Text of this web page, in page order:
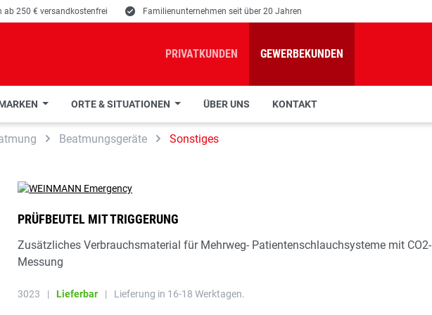
ab 250 € versandkostenfrei E Familienunternehmen seit über 20 Jahren
PRIVATKUNDEN GEWERBEKUNDEN
ORTE & SITUATIONEN ÜBER UNS KONTAKT
Beatmungsgeräte Sonstiges
PRÜFBEUTEL MIT TRIGGERUNG
Zusätzliches Verbrauchsmaterial für Mehrweg- Patientenschlauchsysteme mit CO2-
Messung
3023 | Lieferbar | Lieferung in 16-18 Werktagen.